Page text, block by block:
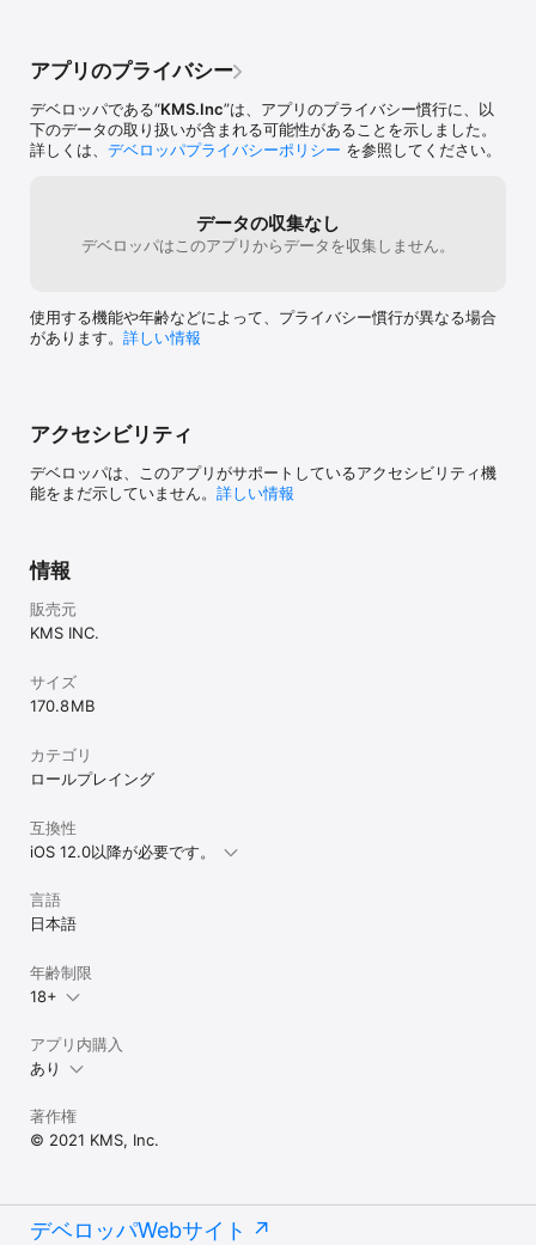
https://kms3.com/otogi/
【公式Twitter】
◆プライバシーポリシー
https://kms3.com/privacy/
りご迷惑をおかけいたしましたことを、改め
て深くお詫び申し上げます。
イされればわか
てゴミです。・
(一部除く)・こ
にプレイ開始さ
り強めで寿命の
は気持ちよくプ
を入手可能で
でオトギダイス
アプリのプライバシー
デベロッパである“KMS.Inc”は、アプリのプライバシー慣行に、以
下のデータの取り扱いが含まれる可能性があることを示しました。
詳しくは、 デベロッパプライバシーポリシー を参照してください。
データの収集なし
デベロッパはこのアプリからデータを収集しません。
使用する機能や年齢などによって、プライバシー慣行が異なる場合
があります。 詳しい情報
アクセシビリティ
デベロッパは、このアプリがサポートしているアクセシビリティ機
能をまだ示していません。 詳しい情報
情報
販売元
KMS INC.
サイズ
170.8 MB
カテゴリ
ロールプレイング
互換性
iOS 12.0以降が必要です。
言語
日本語
年齢制限
18+
アプリ内購入
あり
著作権
© 2021 KMS, Inc.
デベロッパWebサイト